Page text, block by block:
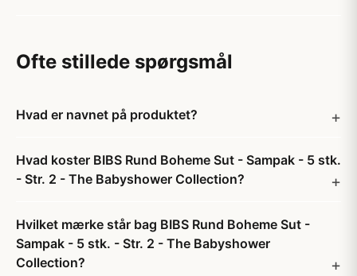
Ofte stillede spørgsmål
Hvad er navnet på produktet?
Hvad koster BIBS Rund Boheme Sut - Sampak - 5 stk.
- Str. 2 - The Babyshower Collection?
Hvilket mærke står bag BIBS Rund Boheme Sut -
Sampak - 5 stk. - Str. 2 - The Babyshower
Collection?